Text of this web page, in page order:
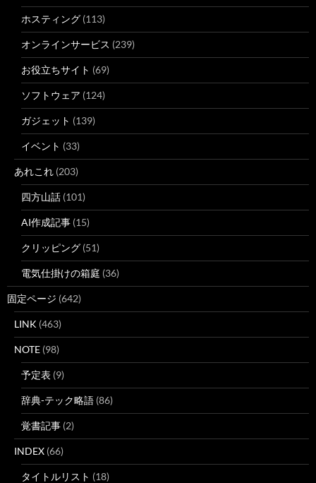
ホスティング (113)
オンラインサービス (239)
お役立ちサイト (69)
ソフトウェア (124)
ガジェット (139)
イベント (33)
あれこれ (203)
四方山話 (101)
AI作成記事 (15)
クリッピング (51)
電気仕掛けの箱庭 (36)
固定ページ (642)
LINK (463)
NOTE (98)
予定表 (9)
辞典-テック略語 (86)
覚書記事 (2)
INDEX (66)
タイトルリスト (18)